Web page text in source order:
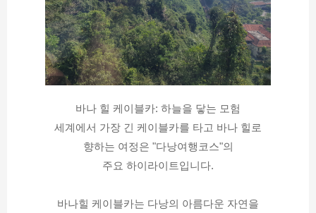
바나 힐 케이블카: 하늘을 닿는 모험
세계에서 가장 긴 케이블카를 타고 바나 힐로
향하는 여정은 "다낭여행코스"의
주요 하이라이트입니다.
바나힐 케이블카는 다낭의 아름다운 자연을